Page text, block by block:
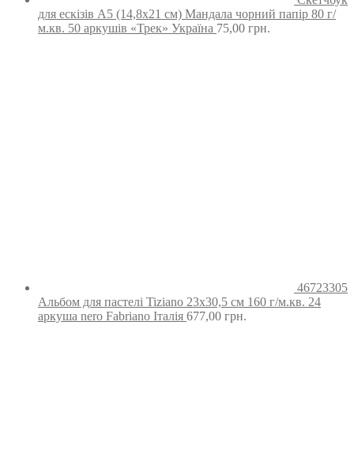
для ескізів А5 (14,8х21 см) Мандала чорний папір 80 г/
м.кв. 50 аркушів «Трек» Україна 75,00 грн.
46723305
Альбом для пастелі Tiziano 23х30,5 см 160 г/м.кв. 24
аркуша nero Fabriano Італія 677,00 грн.